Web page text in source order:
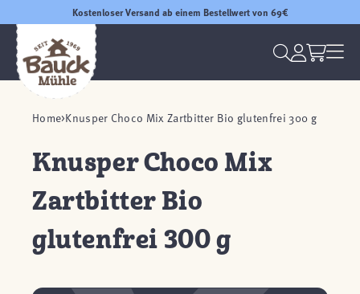
Kostenloser Versand ab einem Bestellwert von 69€
Home Knusper Choco Mix Zartbitter Bio glutenfrei 300 g
Knusper Choco Mix
Zartbitter Bio
glutenfrei 300 g